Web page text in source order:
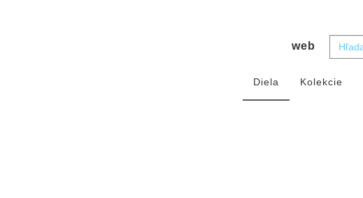
web
Diela Kolekcie